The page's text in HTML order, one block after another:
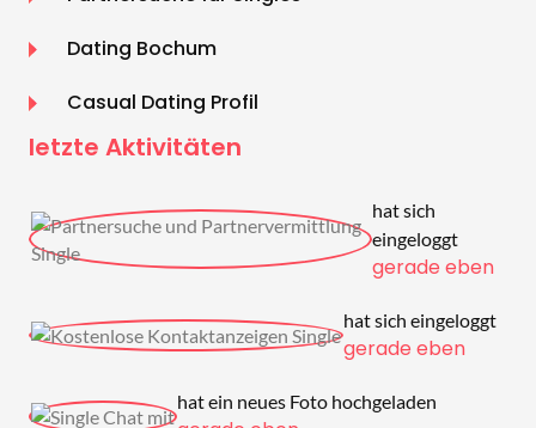
Dating Bochum
Casual Dating Profil
letzte Aktivitäten
hat sich
eingeloggt
gerade eben
hat sich eingeloggt
gerade eben
hat ein neues Foto hochgeladen